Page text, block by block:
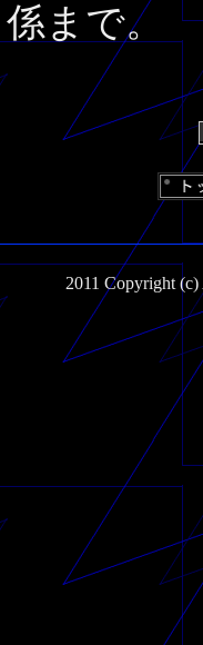
まで。
2011 Copyright